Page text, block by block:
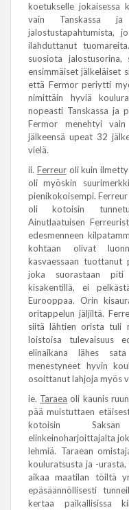
koetukselle jokaisessa
vain Tanskassa
jalostustapahtumista,
ilahduttanut
suosiota
ensimmäiset jälkeläiset
että Fermor periytti
nimittäin hyviä
nopeasti Tanskassa ja
Fermor menehtyi
jälkeensä upeat 32
vielä.
ii. Ferreuroli kuin ilmetty
oli myöskin
pienikokoisempi.
oli kotoisin
Ainutlaatuisen
edesmenneen
kohtaan olivat
kasvaessaan
joka suorastaan piti
kisakentillä, ei
Eurooppaa. Orin
oritappelun jäljiltä.
siitä lähtien orista tuli
loistoisa tulevaisuus
elinaikana lähes
menestyneet hyvin
osoittanut lahjoja myös
ie. Taraea oli kaunis
pää muistuttaen
kotoisin Saksan
elinkeinoharjoittajalta
lehmiä. Taraean
kouluratsusta ja -
aikaa maatilan töiltä
epäsäännöllisesti
kertaa paikallisissa